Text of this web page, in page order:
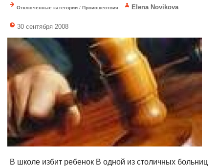
Отключенные категории / Происшествия Elena Novikova
30 сентября 2008
В школе избит ребенок В одной из столичных больниц